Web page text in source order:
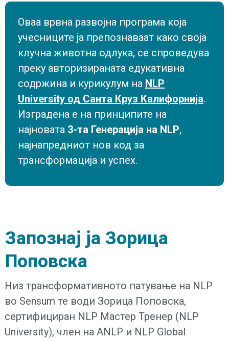
Оваа врвна развојна програма која
учесниците ја препознаваат како своја
клучна животна одлука, се спроведува
преку авторизираната едукативна
содржина и курикулум на NLP
University од Санта Круз Калифорнија.
Изградена е на принципите на
најновата 3-та Генерација на NLP,
најнапредниот нов код за
трансформација и успех.
Запознај ја Зорица
Поповска
Низ трансформативното патување на NLP
во Sensum те води Зорица Поповска,
сертифициран NLP Мастер Тренер (NLP
University), член на ANLP и NLP Global